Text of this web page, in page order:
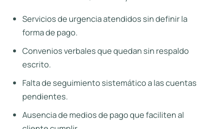
Servicios de urgencia atendidos sin definir la
forma de pago.
Convenios verbales que quedan sin respaldo
escrito.
Falta de seguimiento sistemático a las cuentas
pendientes.
Ausencia de medios de pago que faciliten al